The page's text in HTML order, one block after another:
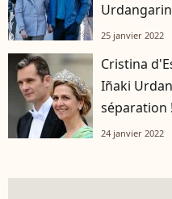
25 janvier 2022
Cristina
Iñaki
séparation !
24 janvier 2022